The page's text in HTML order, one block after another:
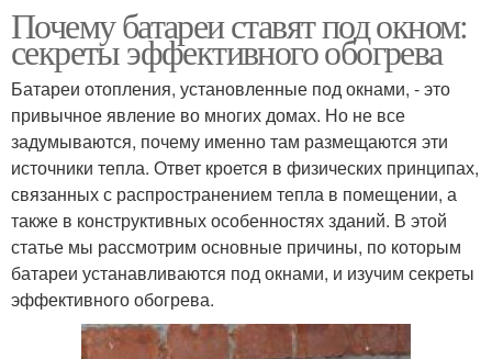
Почему батареи ставят под окном:
секреты эффективного обогрева
Батареи отопления, установленные под окнами, - это
привычное явление во многих домах. Но не все
задумываются, почему именно там размещаются эти
источники тепла. Ответ кроется в физических принципах,
связанных с распространением тепла в помещении, а
также в конструктивных особенностях зданий. В этой
статье мы рассмотрим основные причины, по которым
батареи устанавливаются под окнами, и изучим секреты
эффективного обогрева.